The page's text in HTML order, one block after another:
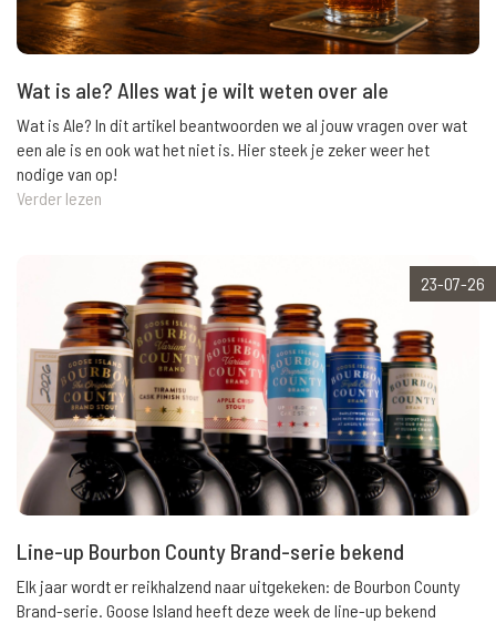
Wat is ale? Alles wat je wilt weten over ale
Wat is Ale? In dit artikel beantwoorden we al jouw vragen over wat
een ale is en ook wat het niet is. Hier steek je zeker weer het
nodige van op!
Verder lezen
23-07-26
Line-up Bourbon County Brand-serie bekend
Elk jaar wordt er reikhalzend naar uitgekeken: de Bourbon County
Brand-serie. Goose Island heeft deze week de line-up bekend